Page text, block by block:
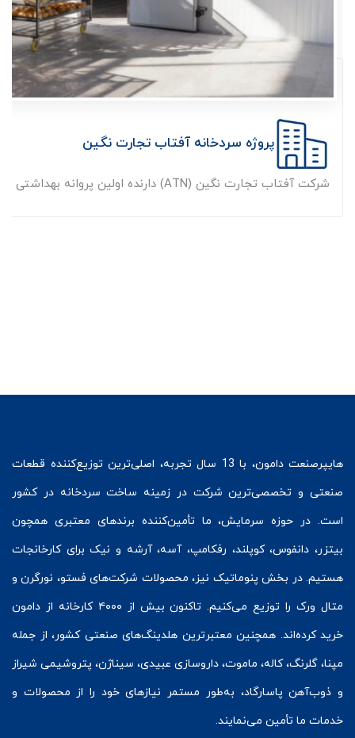
پروژه سردخانه آفتاب تجارت نگین
شرکت آفتاب تجارت نگین (ATN) دارنده اولین پروانه بهداشتی ورود پودر و ...
هایپرصنعت
دامون، با 13 سال تجربه، اصلی‌ترین توزیع‌کننده قطعات
صنعتی و تخصصی‌ترین شرکت در زمینه ساخت سردخانه در کشور
است. در حوزه سرمایش، ما تأمین‌کننده برندهای معتبری همچون
بیتزر، دانفوس،کوپلند، رفکامپ، آسه، آرشه و نیک برای کارخانجات
هستیم. در بخش پنوماتیک نیز، محصولات شرکت‌های فستو، نورگرن و
متال ورک
را توزیع می‌کنیم. تاکنون بیش از ۴۰۰۰ کارخانه از دامون
خرید کرده‌اند. همچنین معتبرترین هلدینگ‌های صنعتی کشور، از جمله
مپنا، گلرنگ، کاله، ماموت، داروسازی عبیدی، سیناژن، پتروشیمی شیراز
و ذوب‌آهن پاسارگاد، به‌طور مستمر نیازهای خود را از محصولات و
خدمات ما تأمین می‌نمایند.